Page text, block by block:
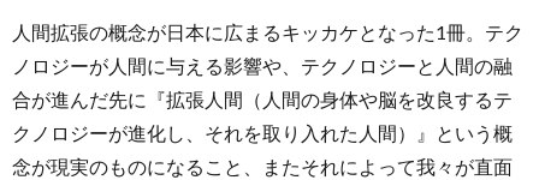
人間拡張の概念が日本に広まるキッカケとなった1冊。テク
ノロジーが人間に与える影響や、テクノロジーと人間の融
合が進んだ先に『拡張人間（人間の身体や脳を改良するテ
クノロジーが進化し、それを取り入れた人間）』という概
念が現実のものになること、またそれによって我々が直面